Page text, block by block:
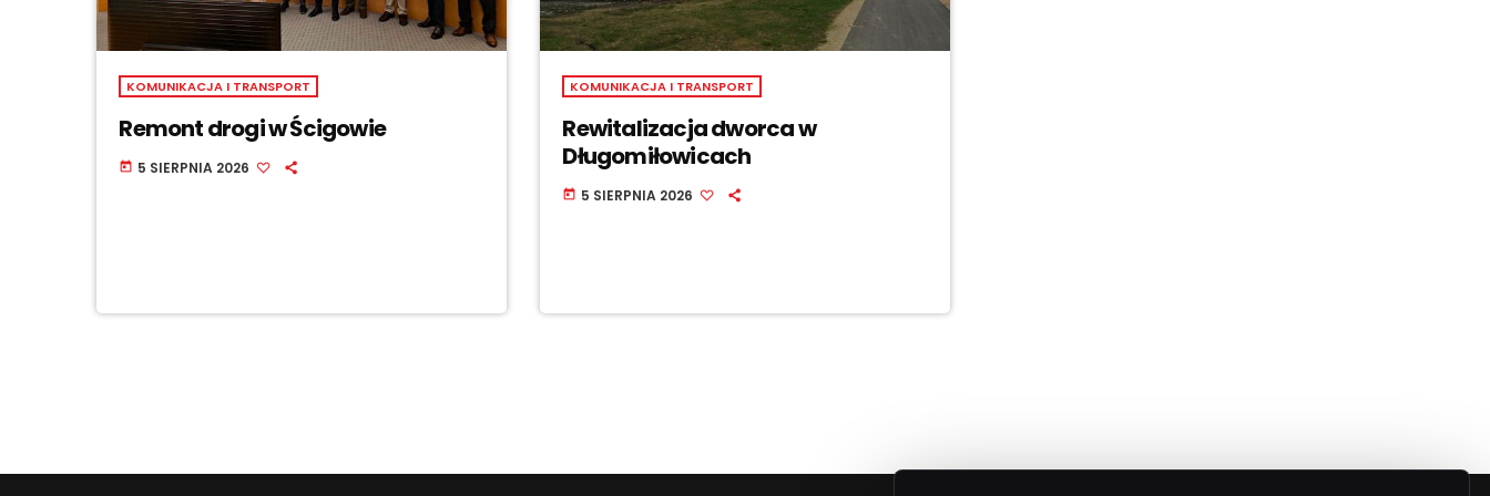
KOMUNIKACJA I TRANSPORT
Remont drogi w Ścigowie
today 5 SIERPNIA 2026
KOMUNIKACJA I TRANSPORT
Rewitalizacja dworca w
Długomiłowicach
today 5 SIERPNIA 2026